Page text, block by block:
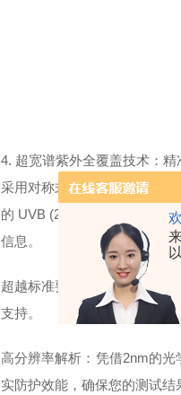
4. 超宽谱紫外全覆盖技术：
采用对称式光路设计与科研
的 UVB (280-315nm) 和 UVA
信息。
超越标准要求：远超AATCC
支持。
高分辨率解析：凭借2nm的
实防护效能，确保您的测试结